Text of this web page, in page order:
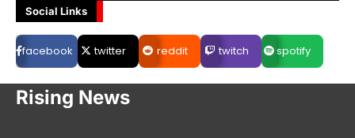
Social Links
facebook twitter reddit twitch spotify
Rising News